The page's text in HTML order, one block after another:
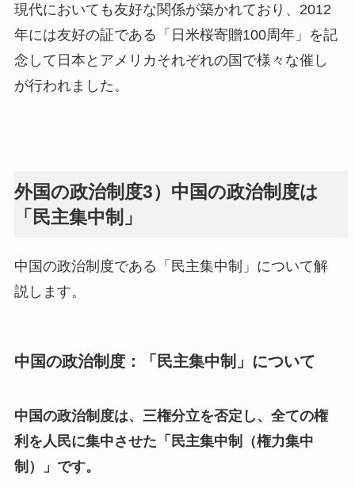
現代においても友好な関係が築かれており、2012
年には友好の証である「日米桜寄贈100周年」を記
念して日本とアメリカそれぞれの国で様々な催し
が行われました。
外国の政治制度3）中国の政治制度は
「民主集中制」
中国の政治制度である「民主集中制」について解
説します。
中国の政治制度：「民主集中制」について
中国の政治制度は、三権分立を否定し、全ての権
利を人民に集中させた「民主集中制（権力集中
制）」です。